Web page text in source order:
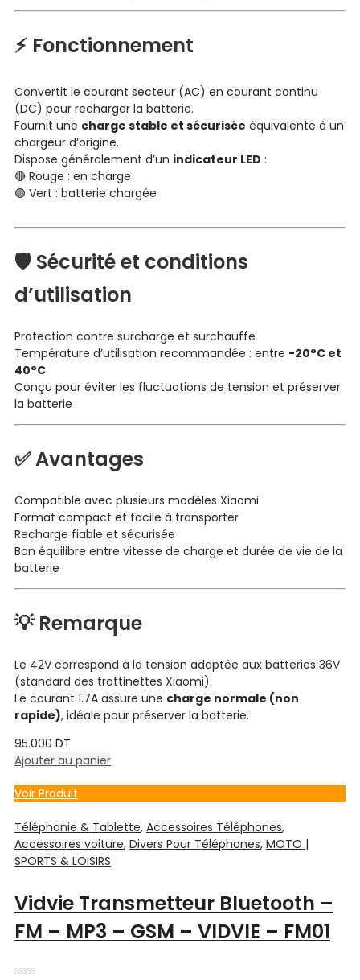
⚡ Fonctionnement
Convertit le courant secteur (AC) en courant continu
(DC) pour recharger la batterie.
Fournit une charge stable et sécurisée équivalente à un
chargeur d’origine.
Dispose généralement d’un indicateur LED :
🔴 Rouge : en charge
🟢 Vert : batterie chargée
🛡️ Sécurité et conditions
d’utilisation
Protection contre surcharge et surchauffe
Température d’utilisation recommandée : entre -20°C et
40°C
Conçu pour éviter les fluctuations de tension et préserver
la batterie
✅ Avantages
Compatible avec plusieurs modèles Xiaomi
Format compact et facile à transporter
Recharge fiable et sécurisée
Bon équilibre entre vitesse de charge et durée de vie de la
batterie
💡 Remarque
Le 42V correspond à la tension adaptée aux batteries 36V
(standard des trottinettes Xiaomi).
Le courant 1.7A assure une charge normale (non
rapide), idéale pour préserver la batterie.
95.000 DT
Ajouter au panier
Voir Produit
Téléphonie & Tablette, Accessoires Téléphones,
Accessoires voiture, Divers Pour Téléphones, MOTO |
SPORTS & LOISIRS
Vidvie Transmetteur Bluetooth –
FM – MP3 – GSM – VIDVIE – FM01